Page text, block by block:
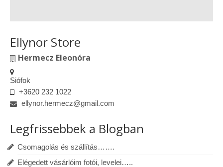
Ellynor Store
Hermecz Eleonóra
Siófok
+3620 232 1022
ellynor.hermecz@gmail.com
Legfrissebbek a Blogban
Csomagolás és szállítás…….
Elégedett vásárlóim fotói, levelei…..